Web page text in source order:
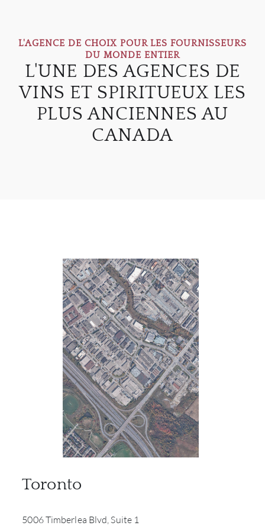
L'AGENCE DE CHOIX POUR LES FOURNISSEURS
DU MONDE ENTIER
L'UNE DES AGENCES DE
VINS ET SPIRITUEUX LES
PLUS ANCIENNES AU
CANADA
Toronto
5006 Timberlea Blvd, Suite 1